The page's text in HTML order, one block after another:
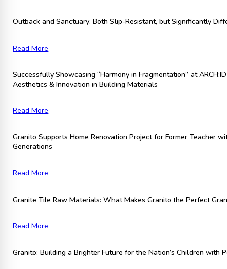
Outback and Sanctuary: Both Slip-Resistant, but Significantly
Read More
Successfully Showcasing “Harmony in Fragmentation” at
Aesthetics & Innovation in Building Materials
Read More
Granito Supports Home Renovation Project for Former Teacher
Generations
Read More
Granite Tile Raw Materials: What Makes Granito the Perfect
Read More
Granito: Building a Brighter Future for the Nation’s Children with